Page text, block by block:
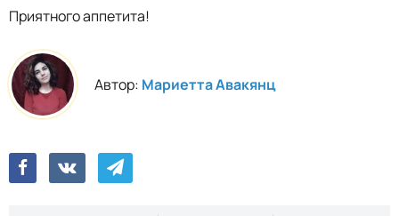
Приятного аппетита!
Автор: Мариетта Авакянц